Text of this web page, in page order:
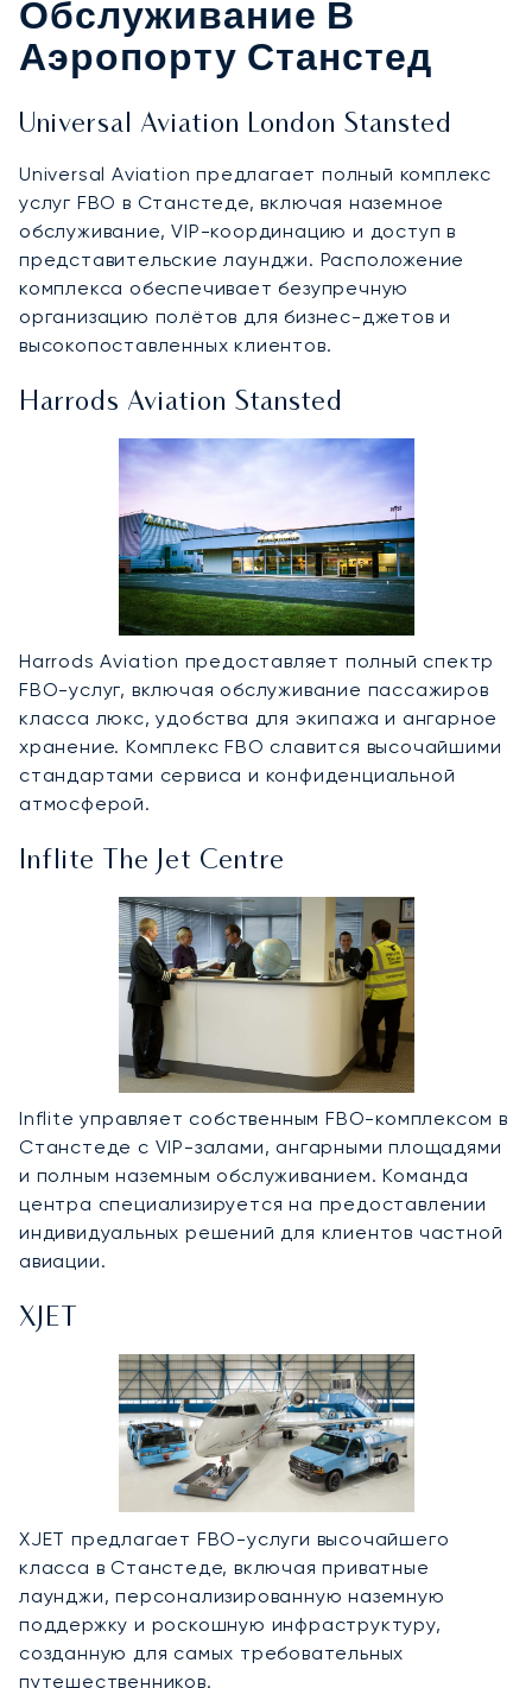
Обслуживание В
Аэропорту Станстед
Universal Aviation London Stansted
Universal Aviation предлагает полный комплекс
услуг FBO в Станстеде, включая наземное
обслуживание, VIP-координацию и доступ в
представительские лаунджи. Расположение
комплекса обеспечивает безупречную
организацию полётов для бизнес-джетов и
высокопоставленных клиентов.
Harrods Aviation Stansted
Harrods Aviation предоставляет полный спектр
FBO-услуг, включая обслуживание пассажиров
класса люкс, удобства для экипажа и ангарное
хранение. Комплекс FBO славится высочайшими
стандартами сервиса и конфиденциальной
атмосферой.
Inflite The Jet Centre
Inflite управляет собственным FBO-комплексом в
Станстеде с VIP-залами, ангарными площадями
и полным наземным обслуживанием. Команда
центра специализируется на предоставлении
индивидуальных решений для клиентов частной
авиации.
XJET
XJET предлагает FBO-услуги высочайшего
класса в Станстеде, включая приватные
лаунджи, персонализированную наземную
поддержку и роскошную инфраструктуру,
созданную для самых требовательных
путешественников.